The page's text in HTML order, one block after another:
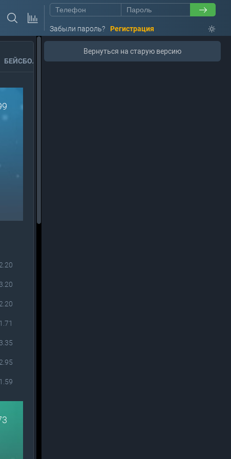
Забыли пароль?
Регистрация
БЕЙСБОЛ ШАХМАТЫ ДАРТС
Вернуться на старую версию